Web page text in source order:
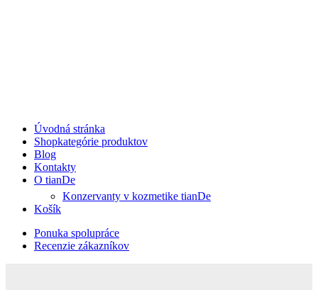
Úvodná stránka
Shopkategórie produktov
Blog
Kontakty
O tianDe
Konzervanty v kozmetike tianDe
Košík
Ponuka spolupráce
Recenzie zákazníkov